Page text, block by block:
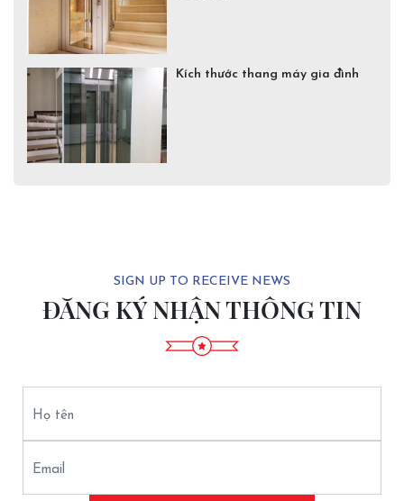
Kích thước thang máy gia đình
SIGN UP TO RECEIVE NEWS
ĐĂNG KÝ NHẬN THÔNG TIN
Họ tên
Email